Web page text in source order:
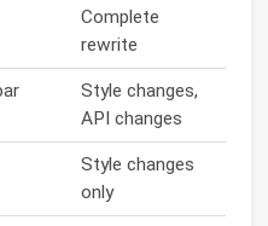
Complete
rewrite
Style changes,
API changes
Style changes
only